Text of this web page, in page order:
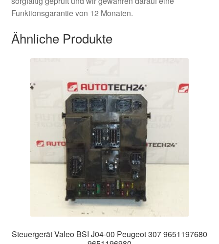
Funktionsgarantie von 12 Monaten.
Ähnliche Produkte
Steuergerät Valeo BSI J04-00 Peugeot 307 9651197680